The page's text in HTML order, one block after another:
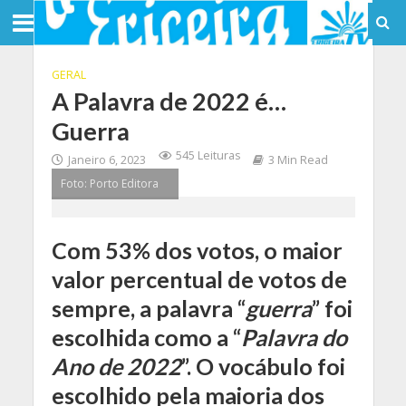
GERAL
A Palavra de 2022 é…
Guerra
Janeiro 6, 2023 545 Leituras
3 Min Read
Foto: Porto Editora
Com 53% dos votos, o maior
valor percentual de votos de
sempre, a palavra “guerra” foi
escolhida como a “Palavra do
Ano de 2022”. O vocábulo foi
escolhido pela maioria dos